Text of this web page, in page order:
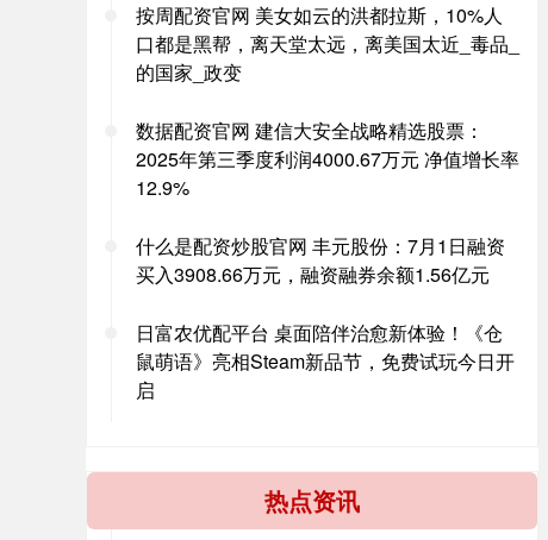
按周配资官网 美女如云的洪都拉斯，10%人
口都是黑帮，离天堂太远，离美国太近_毒品_
的国家_政变
数据配资官网 建信大安全战略精选股票：
2025年第三季度利润4000.67万元 净值增长率
12.9%
什么是配资炒股官网 丰元股份：7月1日融资
买入3908.66万元，融资融券余额1.56亿元
日富农优配平台 桌面陪伴治愈新体验！《仓
鼠萌语》亮相Steam新品节，免费试玩今日开
启
热点资讯